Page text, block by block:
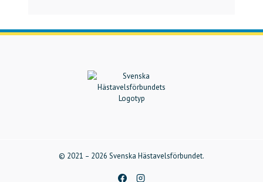
© 2021 – 2026 Svenska Hästavelsförbundet.